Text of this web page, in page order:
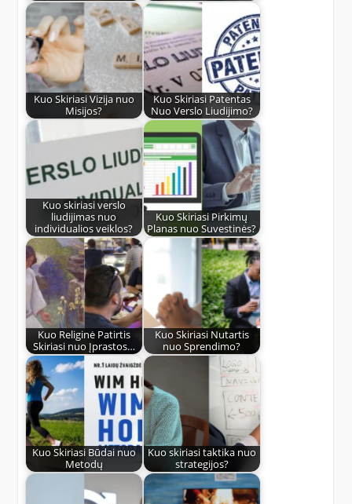
Kuo Skiriasi Vizija nuo
Misijos?
Kuo Skiriasi Patentas
Nuo Verslo Liudijimo?
Kuo skiriasi verslo
liudijimas nuo
individualios veiklos?
Kuo Skiriasi Pirkimų
Planas nuo Suvestinės?
Kuo Religinė Patirtis
Skiriasi nuo Įprastos…
Kuo Skiriasi Nutartis
nuo Sprendimo?
Kuo Skiriasi Būdai nuo
Metodų
Kuo skiriasi taktika nuo
strategijos?